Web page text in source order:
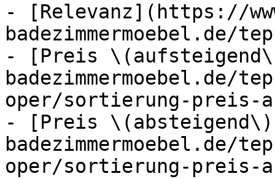
- [Relevanz](https://
badezimmermoebel.de/
- [Preis
badezimmermoebel.de/
oper/sortierung-preis-
- [Preis
badezimmermoebel.de/
oper/sortierung-preis-